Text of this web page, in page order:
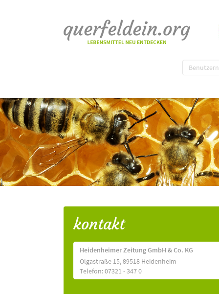
kontakt
Heidenheimer Zeitung GmbH & Co. KG
Olgastraße 15, 89518 Heidenheim
Telefon: 07321 - 347 0